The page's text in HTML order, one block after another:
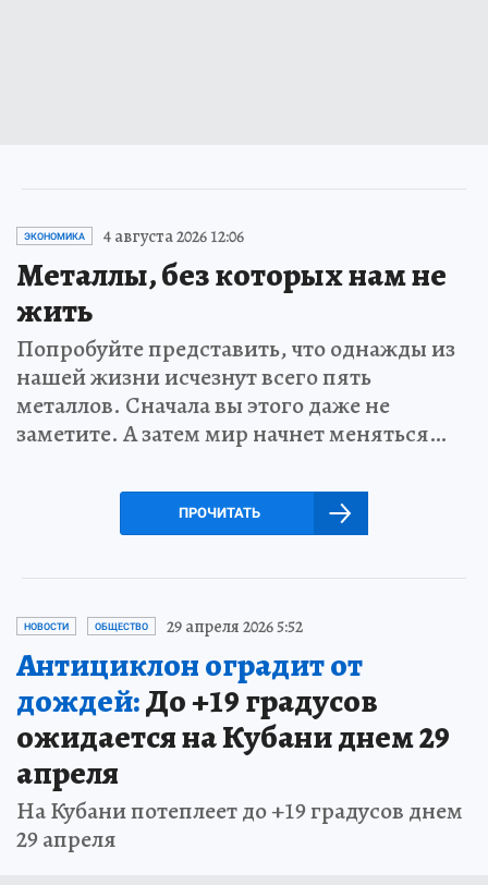
ЭКОНОМИКА 4 августа 2026 12:06
Металлы, без которых нам не
жить
Попробуйте представить, что однажды из
нашей жизни исчезнут всего пять
металлов. Сначала вы этого даже не
заметите. А затем мир начнет меняться…
ПРОЧИТАТЬ
НОВОСТИ ОБЩЕСТВО 29 апреля 2026 5:52
Антициклон оградит от
дождей:До +19 градусов
ожидается на Кубани днем 29
апреля
На Кубани потеплеет до +19 градусов днем
29 апреля